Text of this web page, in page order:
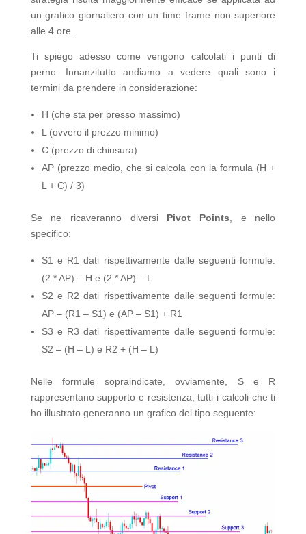
un grafico giornaliero con un time frame non superiore
alle 4 ore.
Ti spiego adesso come vengono calcolati i punti di
perno. Innanzitutto andiamo a vedere quali sono i
termini da prendere in considerazione:
H (che sta per presso massimo)
L (ovvero il prezzo minimo)
C (prezzo di chiusura)
AP (prezzo medio, che si calcola con la formula (H +
L + C) / 3)
Se ne ricaveranno diversi Pivot Points, e nello
specifico:
S1 e R1 dati rispettivamente dalle seguenti formule:
(2 * AP) – H e (2 * AP) – L
S2 e R2 dati rispettivamente dalle seguenti formule:
AP – (R1 – S1) e (AP – S1) + R1
S3 e R3 dati rispettivamente dalle seguenti formule:
S2 – (H – L) e R2 + (H – L)
Nelle formule sopraindicate, ovviamente, S e R
rappresentano supporto e resistenza; tutti i calcoli che ti
ho illustrato generanno un grafico del tipo seguente: